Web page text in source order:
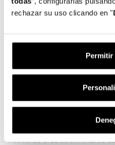
rechazar su uso clicando en "
Permitir
Honor X7
15,00 €
Mostrando 1-11 de um total de